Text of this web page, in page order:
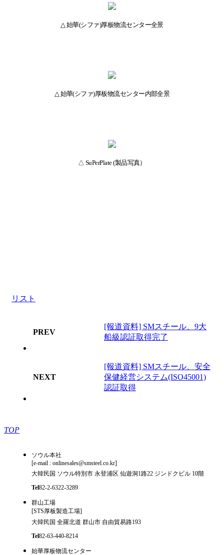
△ 始華(シファ)厚板物流センタ ー全景
△ 始華(シファ)厚板物流センター内部全景
△ SuPerPlate (製品写真）
リスト
PREV
[報道資料] SMスチール、9大
船級認証取得完了
NEXT
[報道資料] SMスチール、安全
保健経営システム(ISO45001)
認証取得
TOP
ソウル本社
[e-mail : onlinesales@smsteel.co.kr]
大韓民国 ソウル特別市 永登浦区 仙遊洞1路22 ジンドクビル 10階
Tel82-2-6322-3289
群山工場
[STS厚板製造工場]
大韓民国 全羅北道 群山市 自由貿易路193
Tel82-63-440-8214
始華厚板物流センター